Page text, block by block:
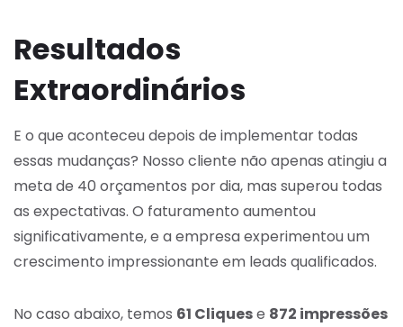
Resultados
Extraordinários
E o que aconteceu depois de implementar todas
essas mudanças? Nosso cliente não apenas atingiu a
meta de 40 orçamentos por dia, mas superou todas
as expectativas. O faturamento aumentou
significativamente, e a empresa experimentou um
crescimento impressionante em leads qualificados.
No caso abaixo, temos 61 Cliquese 872 impressões